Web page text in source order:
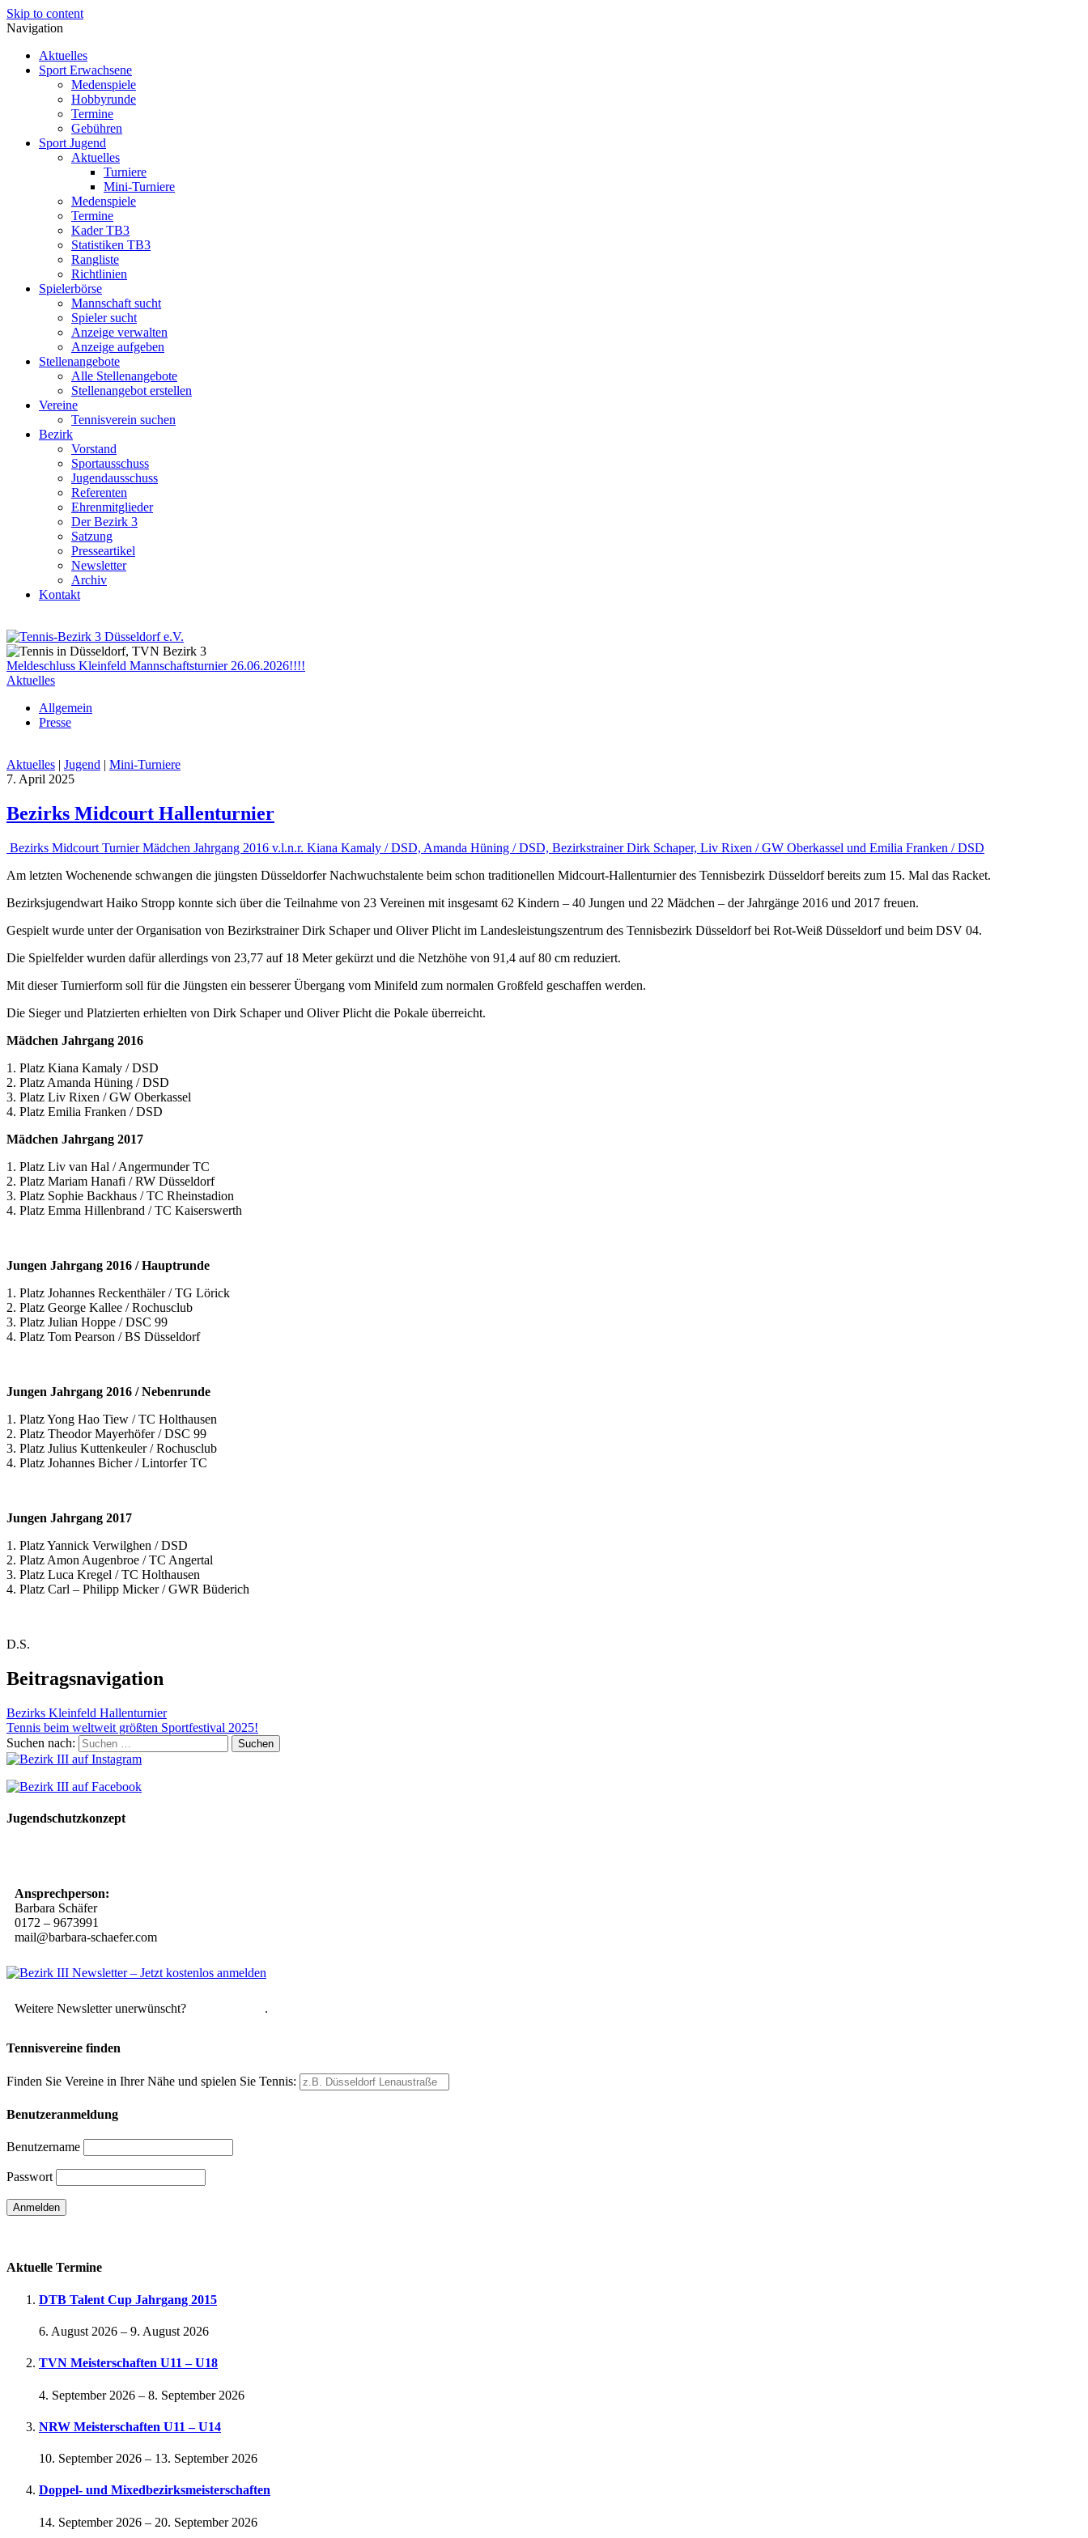
Skip to content
Navigation
Aktuelles
Sport Erwachsene
Medenspiele
Hobbyrunde
Termine
Gebühren
Sport Jugend
Aktuelles
Turniere
Mini-Turniere
Medenspiele
Termine
Kader TB3
Statistiken TB3
Rangliste
Richtlinien
Spielerbörse
Mannschaft sucht
Spieler sucht
Anzeige verwalten
Anzeige aufgeben
Stellenangebote
Alle Stellenangebote
Stellenangebot erstellen
Vereine
Tennisverein suchen
Bezirk
Vorstand
Sportausschuss
Jugendausschuss
Referenten
Ehrenmitglieder
Der Bezirk 3
Satzung
Presseartikel
Newsletter
Archiv
Kontakt
Meldeschluss Kleinfeld Mannschaftsturnier 26.06.2026!!!!
Aktuelles
Allgemein
Presse
Aktuelles | Jugend | Mini-Turniere
7. April 2025
Bezirks Midcourt Hallenturnier
Bezirks Midcourt Turnier Mädchen Jahrgang 2016 v.l.n.r. Kiana Kamaly / DSD, Amanda Hüning / DSD, Bezirkstrainer Dirk Schaper, Liv Rixen / GW Oberkassel und Emilia Franken / DSD
Am letzten Wochenende schwangen die jüngsten Düsseldorfer Nachwuchstalente beim schon traditionellen Midcourt-Hallenturnier des Tennisbezirk Düsseldorf bereits zum 15. Mal das Racket.
Bezirksjugendwart Haiko Stropp konnte sich über die Teilnahme von 23 Vereinen mit insgesamt 62 Kindern – 40 Jungen und 22 Mädchen – der Jahrgänge 2016 und 2017 freuen.
Gespielt wurde unter der Organisation von Bezirkstrainer Dirk Schaper und Oliver Plicht im Landesleistungszentrum des Tennisbezirk Düsseldorf bei Rot-Weiß Düsseldorf und beim DSV 04.
Die Spielfelder wurden dafür allerdings von 23,77 auf 18 Meter gekürzt und die Netzhöhe von 91,4 auf 80 cm reduziert.
Mit dieser Turnierform soll für die Jüngsten ein besserer Übergang vom Minifeld zum normalen Großfeld geschaffen werden.
Die Sieger und Platzierten erhielten von Dirk Schaper und Oliver Plicht die Pokale überreicht.
Mädchen Jahrgang 2016
1. Platz Kiana Kamaly / DSD
2. Platz Amanda Hüning / DSD
3. Platz Liv Rixen / GW Oberkassel
4. Platz Emilia Franken / DSD
Mädchen Jahrgang 2017
1. Platz Liv van Hal / Angermunder TC
2. Platz Mariam Hanafi / RW Düsseldorf
3. Platz Sophie Backhaus / TC Rheinstadion
4. Platz Emma Hillenbrand / TC Kaiserswerth
Jungen Jahrgang 2016 / Hauptrunde
1. Platz Johannes Reckenthäler / TG Lörick
2. Platz George Kallee / Rochusclub
3. Platz Julian Hoppe / DSC 99
4. Platz Tom Pearson / BS Düsseldorf
Jungen Jahrgang 2016 / Nebenrunde
1. Platz Yong Hao Tiew / TC Holthausen
2. Platz Theodor Mayerhöfer / DSC 99
3. Platz Julius Kuttenkeuler / Rochusclub
4. Platz Johannes Bicher / Lintorfer TC
Jungen Jahrgang 2017
1. Platz Yannick Verwilghen / DSD
2. Platz Amon Augenbroe / TC Angertal
3. Platz Luca Kregel / TC Holthausen
4. Platz Carl – Philipp Micker / GWR Büderich
D.S.
Beitragsnavigation
Bezirks Kleinfeld Hallenturnier
Tennis beim weltweit größten Sportfestival 2025!
Suchen nach:
Jugendschutzkonzept
Ansprechperson:
Barbara Schäfer
0172 – 9673991
mail@barbara-schaefer.com
Weitere Newsletter unerwünscht? .
Tennisvereine finden
Finden Sie Vereine in Ihrer Nähe und spielen Sie Tennis:
Benutzeranmeldung
Benutzername
Passwort
Aktuelle Termine
DTB Talent Cup Jahrgang 2015
6. August 2026 – 9. August 2026
TVN Meisterschaften U11 – U18
4. September 2026 – 8. September 2026
NRW Meisterschaften U11 – U14
10. September 2026 – 13. September 2026
Doppel- und Mixedbezirksmeisterschaften
14. September 2026 – 20. September 2026